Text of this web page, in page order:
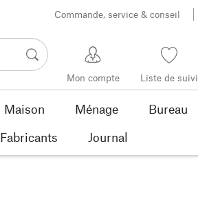
Commande, service & conseil
Mon compte Liste de suivi
Maison Ménage Bureau
Fabricants Journal